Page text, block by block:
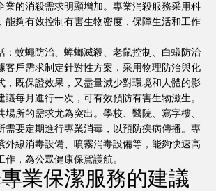
業的消殺需求明顯增加。專業消殺服務采用科
能夠有效控制有害生物密度，保障生活和工作
：蚊蠅防治、蟑螂滅殺、老鼠控制、白蟻防治
客戶需求制定針對性方案，采用物理防治與化
，既保證效果，又盡量減少對環境和人體的影
議每月進行一次，可有效預防有害生物滋生。
場所的需求尤為突出。學校、醫院、寫字樓、
需要定期進行專業消毒，以預防疾病傳播。專
外線消毒設備、噴霧消毒設備等，能夠快速高
，為公眾健康保駕護航。
業保潔服務的建議